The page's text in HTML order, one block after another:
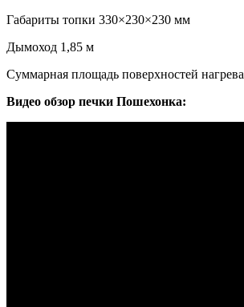
Габариты топки 330×230×230 мм
Дымоход 1,85 м
Суммарная площадь поверхностей нагрева
Видео обзор печки Пошехонка: